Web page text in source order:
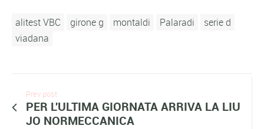
alitest VBC girone g montaldi Palaradi
serie d
viadana
Prev post
PER L'ULTIMA GIORNATA ARRIVA LA LIU
JO NORMECCANICA